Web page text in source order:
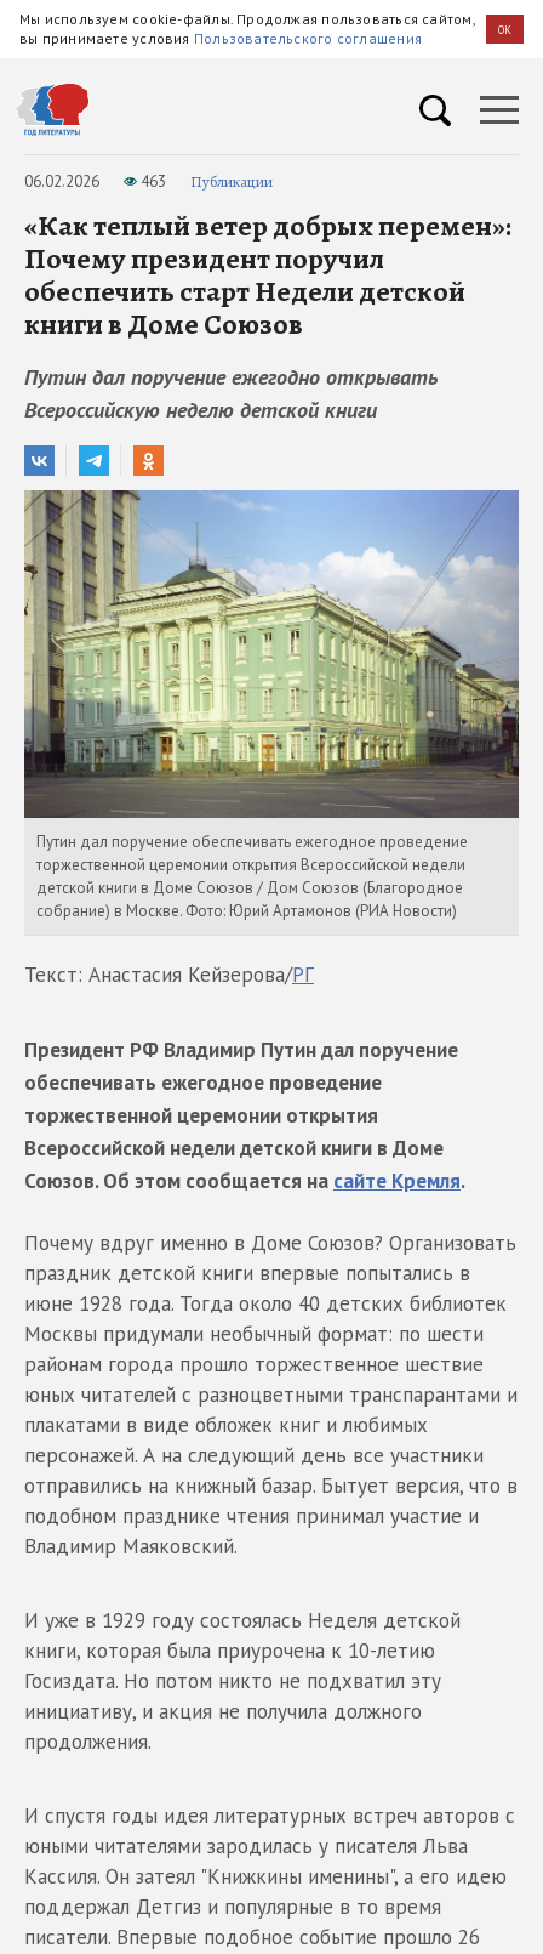
Мы используем cookie-файлы. Продолжая пользоваться сайтом,
вы принимаете условия Пользовательского соглашения OK
06.02.2026 463 Публикации
«Как теплый ветер добрых перемен»:
Почему президент поручил
обеспечить старт Недели детской
книги в Доме Союзов
Путин дал поручение ежегодно открывать
Всероссийскую неделю детской книги
Путин дал поручение обеспечивать ежегодное проведение
торжественной церемонии открытия Всероссийской недели
детской книги в Доме Союзов / Дом Союзов (Благородное
собрание) в Москве. Фото: Юрий Артамонов (РИА Новости)
Текст: Анастасия Кейзерова/РГ
Президент РФ Владимир Путин дал поручение
обеспечивать ежегодное проведение
торжественной церемонии открытия
Всероссийской недели детской книги в Доме
Союзов. Об этом сообщается на сайте Кремля.
Почему вдруг именно в Доме Союзов? Организовать
праздник детской книги впервые попытались в
июне 1928 года. Тогда около 40 детских библиотек
Москвы придумали необычный формат: по шести
районам города прошло торжественное шествие
юных читателей с разноцветными транспарантами и
плакатами в виде обложек книг и любимых
персонажей. А на следующий день все участники
отправились на книжный базар. Бытует версия, что в
подобном празднике чтения принимал участие и
Владимир Маяковский.
И уже в 1929 году состоялась Неделя детской
книги, которая была приурочена к 10-летию
Госиздата. Но потом никто не подхватил эту
инициативу, и акция не получила должного
продолжения.
И спустя годы идея литературных встреч авторов с
юными читателями зародилась у писателя Льва
Кассиля. Он затеял "Книжкины именины", а его идею
поддержал Детгиз и популярные в то время
писатели. Впервые подобное событие прошло 26